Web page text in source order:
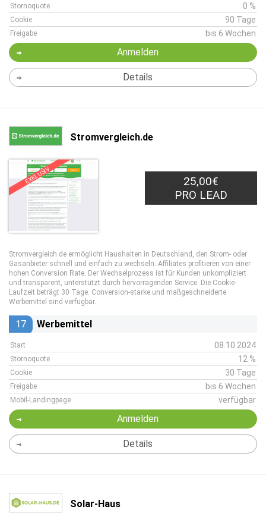
Stornoquote 0 %
Cookie 90 Tage
Freigabe bis 6 Wochen
Anmelden
Details
Stromvergleich.de
EXKLUSIV
25,00€
PRO LEAD
Stromvergleich.de ermöglicht Haushalten in Deutschland, den Strom- oder
Gasanbieter schnell und einfach zu wechseln. Affiliates profitieren von einer
hohen Conversion Rate. Der Wechselprozess ist für Kunden unkompliziert
und transparent, unterstützt durch hervorragenden Service. Die Cookie-
Laufzeit beträgt 30 Tage. Conversion-starke und maßgeschneiderte
Werbemittel sind verfügbar.
17 Werbemittel
Start 08.10.2024
Stornoquote 12 %
Cookie 30 Tage
Freigabe bis 6 Wochen
Mobil-Landingpage verfügbar
Anmelden
Details
Solar-Haus